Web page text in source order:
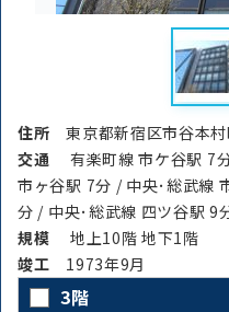
住所東京都新宿区市谷
交通
有楽町線 市ケ谷駅 7
市ヶ谷駅 7分 / 中央･総武線
分 / 中央･総武線 四ツ谷駅 9
規模
地上10階 地下1階
竣⼯ 1973年9月
3階